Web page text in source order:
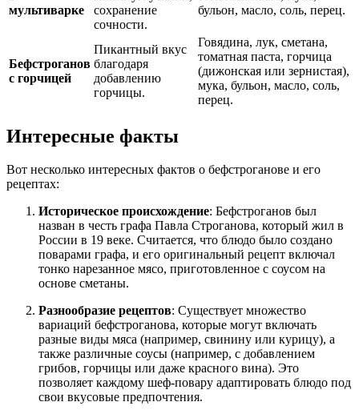
мультиварке
сохранение
сочности.
бульон, масло, соль, перец.
Бефстроганов
с горчицей
Пикантный вкус
благодаря
добавлению
горчицы.
Говядина, лук, сметана,
томатная паста, горчица
(дижонская или зернистая),
мука, бульон, масло, соль,
перец.
Интересные факты
Вот несколько интересных фактов о бефстроганове и его
рецептах:
Историческое происхождение: Бефстроганов был
назван в честь графа Павла Строганова, который жил в
России в 19 веке. Считается, что блюдо было создано
поварами графа, и его оригинальный рецепт включал
тонко нарезанное мясо, приготовленное с соусом на
основе сметаны.
Разнообразие рецептов: Существует множество
вариаций бефстроганова, которые могут включать
разные виды мяса (например, свинину или курицу), а
также различные соусы (например, с добавлением
грибов, горчицы или даже красного вина). Это
позволяет каждому шеф-повару адаптировать блюдо под
свои вкусовые предпочтения.